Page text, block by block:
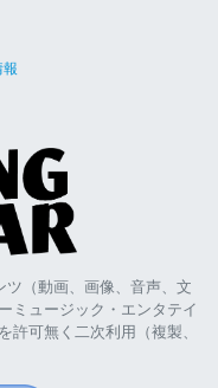
（動画、画像、音声、文
ミュージック・エンタテイ
許可無く二次利用（複製、